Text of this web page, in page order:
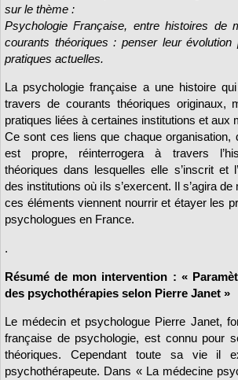
sur le thème :
Psychologie Française, entre histoires de
courants théoriques : penser leur évolution
pratiques actuelles.
La psychologie française a une histoire
travers de courants théoriques originaux,
pratiques liées à certaines institutions et aux
Ce sont ces liens que chaque organisation,
est propre, réinterrogera à travers
théoriques dans lesquelles elle s’inscrit et
des institutions où ils s’exercent. Il s’agira
ces éléments viennent nourrir et étayer les
psychologues en France.
.
Résumé de mon intervention : «
des psychothérapies selon Pierre Janet »
Le médecin et psychologue Pierre Janet,
française de psychologie, est connu pour
théoriques. Cependant toute sa vie il
psychothérapeute. Dans « La médecine